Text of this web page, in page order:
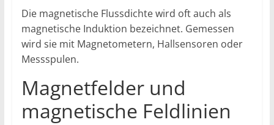
Die magnetische Flussdichte wird oft auch als
magnetische Induktion bezeichnet. Gemessen
wird sie mit Magnetometern, Hallsensoren oder
Messspulen.
Magnetfelder und
magnetische Feldlinien